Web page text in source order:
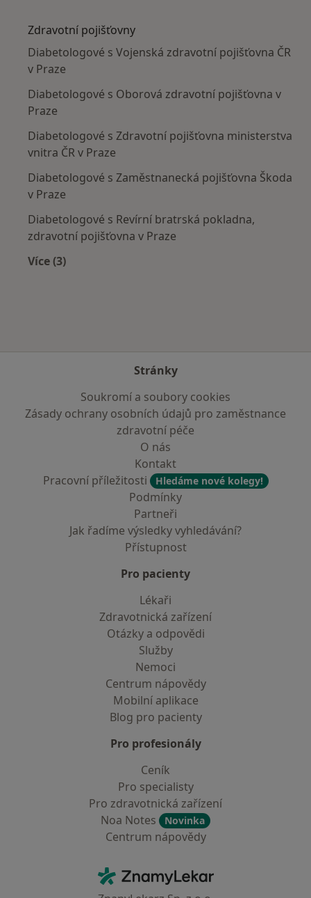
Zdravotní pojišťovny
Diabetologové s Vojenská zdravotní pojišťovna ČR
v Praze
Diabetologové s Oborová zdravotní pojišťovna v
Praze
Diabetologové s Zdravotní pojišťovna ministerstva
vnitra ČR v Praze
Diabetologové s Zaměstnanecká pojišťovna Škoda
v Praze
Diabetologové s Revírní bratrská pokladna,
zdravotní pojišťovna v Praze
Více (3)
Stránky
Soukromí a soubory cookies
Zásady ochrany osobních údajů pro zaměstnance
zdravotní péče
O nás
Kontakt
Pracovní příležitosti
Hledáme nové kolegy!
Podmínky
Partneři
Jak řadíme výsledky vyhledávání?
Přístupnost
Pro pacienty
Lékaři
Zdravotnická zařízení
Otázky a odpovědi
Služby
Nemoci
Centrum nápovědy
Mobilní aplikace
Blog pro pacienty
Pro profesionály
Ceník
Pro specialisty
Pro zdravotnická zařízení
Noa Notes
Novinka
Centrum nápovědy
ZnamyLekar - Hlavní stránka